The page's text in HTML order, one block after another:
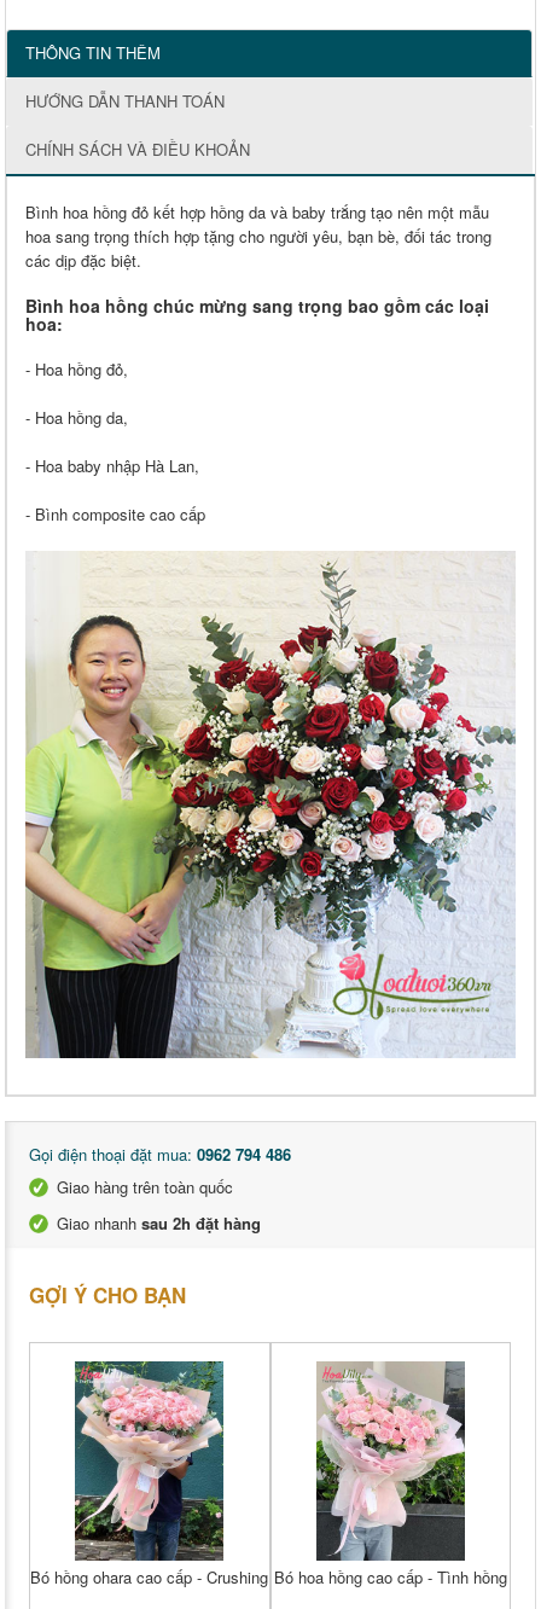
THÔNG TIN THÊM
HƯỚNG DẪN THANH TOÁN
CHÍNH SÁCH VÀ ĐIỀU KHOẢN
Bình hoa hồng đỏ kết hợp hồng da và baby trắng tạo nên một mẫu
hoa sang trọng thích hợp tặng cho người yêu, bạn bè, đối tác trong
các dịp đặc biệt.
Bình hoa hồng chúc mừng sang trọng bao gồm các loại
hoa:
- Hoa hồng đỏ,
- Hoa hồng da,
- Hoa baby nhập Hà Lan,
- Bình composite cao cấp
Gọi điện thoại đặt mua: 0962 794 486
Giao hàng trên toàn quốc
Giao nhanh sau 2h đặt hàng
GỢI Ý CHO BẠN
Bó hồng ohara cao cấp - Crushing Bó hoa hồng cao cấp - Tình hồng